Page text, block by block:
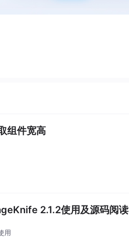
组件宽高
2.1.2使用及源码阅读
用